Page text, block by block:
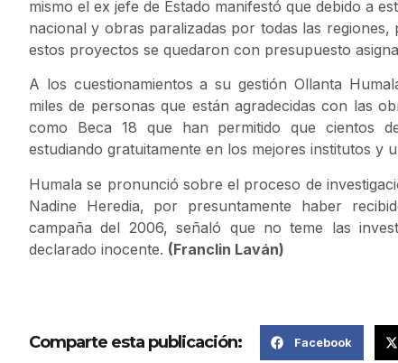
mismo el ex jefe de Estado manifestó que debido a
nacional y obras paralizadas por todas las
estos proyectos se quedaron con presupuesto
A los cuestionamientos a su gestión Ollanta
miles de personas que están agradecidas con las
como Beca 18 que han permitido que cientos
estudiando gratuitamente en los mejores institutos y
Humala se pronunció sobre el proceso de
Nadine Heredia, por presuntamente haber
campaña del 2006, señaló que no teme las
declarado inocente. (Franclin Laván)
Comparte esta publicación: Facebook